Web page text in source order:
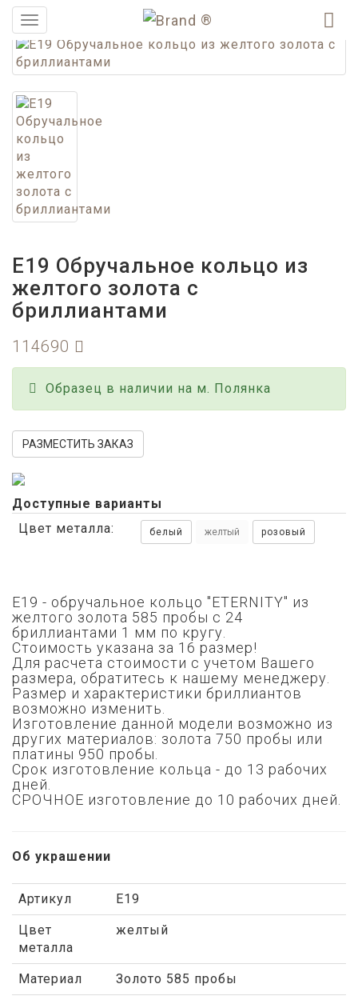
Меню ®
E19 Обручальное кольцо из
желтого золота с
бриллиантами
114690
Образец в наличии на м. Полянка
РАЗМЕСТИТЬ ЗАКАЗ
Доступные варианты
Цвет металла:
белый желтый розовый
E19 - обручальное кольцо "ETERNITY" из
желтого золота 585 пробы с 24
бриллиантами 1 мм по кругу.
Стоимость указана за 16 размер!
Для расчета стоимости с учетом Вашего
размера, обратитесь к нашему менеджеру.
Размер и характеристики бриллиантов
возможно изменить.
Изготовление данной модели возможно из
других материалов: золота 750 пробы или
платины 950 пробы.
Срок изготовление кольца - до 13 рабочих
дней.
СРОЧНОЕ изготовление до 10 рабочих дней.
Об украшении
Артикул E19
Цвет
металла
желтый
Материал Золото 585 пробы